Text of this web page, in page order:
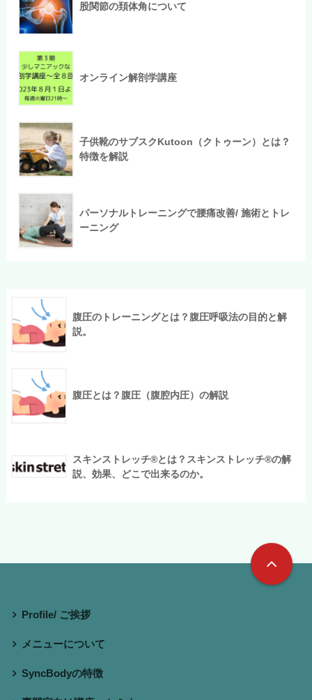
股関節の頚体角について
オンライン解剖学講座
子供靴のサブスクKutoon（クトゥーン）とは？
特徴を解説
パーソナルトレーニングで腰痛改善/ 施術とトレ
ーニング
腹圧のトレーニングとは？腹圧呼吸法の目的と解
説。
腹圧とは？腹圧（腹腔内圧）の解説
スキンストレッチ®︎とは？スキンストレッチ®︎の解
説、効果、どこで出来るのか。
Profile/ ご挨拶
メニューについて
SyncBodyの特徴